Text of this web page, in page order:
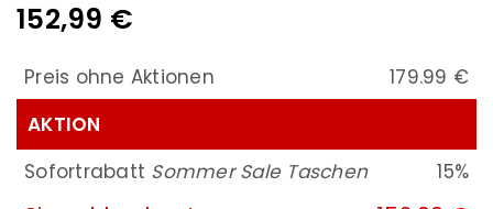
152,99 €
Preis ohne Aktionen
179.99 €
AKTION
Sofortrabatt Sommer Sale Taschen 15%